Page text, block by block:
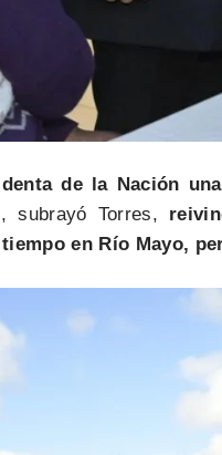
de la Nación
, subrayó Torres,
en Río Mayo,